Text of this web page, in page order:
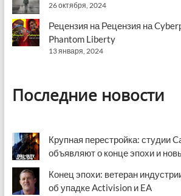
26 октября, 2024
Рецензия на Рецензия на
Phantom Liberty
13 января, 2024
Последние новости
Крупная перестройка: студии
объявляют о конце эпохи и
Конец эпохи: ветеран
об упадке Activision и EA